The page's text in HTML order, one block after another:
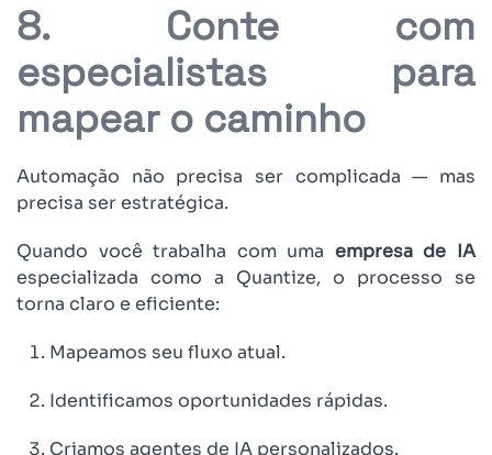
8. Conte com
especialistas para
mapear o caminho
Automação não precisa ser complicada — mas
precisa ser estratégica.
Quando você trabalha com uma empresa de IA
especializada como a Quantize, o processo se
torna claro e eficiente:
Mapeamos seu fluxo atual.
Identificamos oportunidades rápidas.
Criamos agentes de IA personalizados.